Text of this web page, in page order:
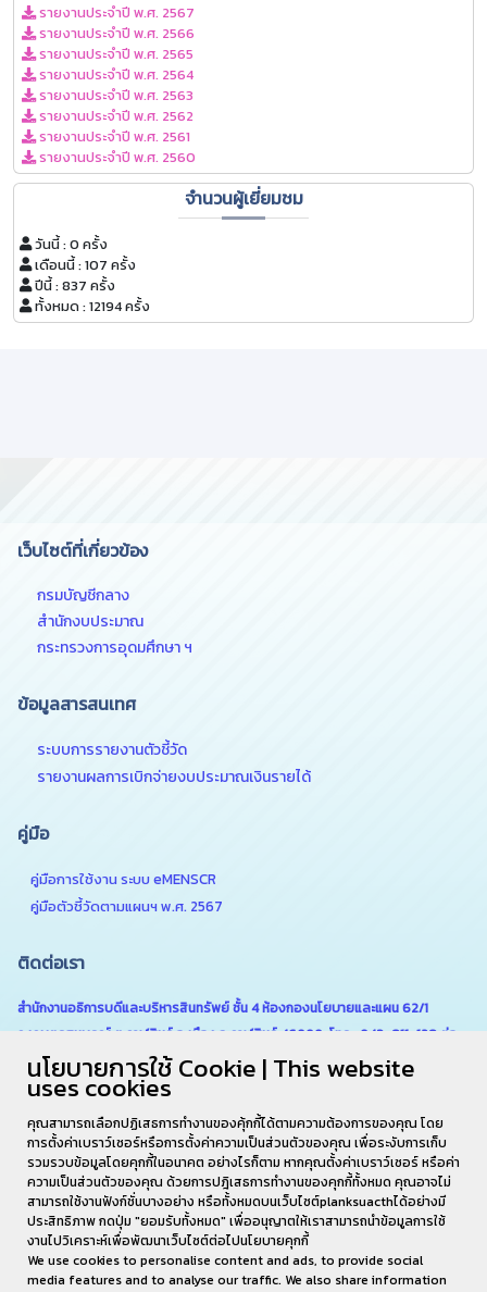
รายงานประจำปี พ.ศ. 2567
รายงานประจำปี พ.ศ. 2566
รายงานประจำปี พ.ศ. 2565
รายงานประจำปี พ.ศ. 2564
รายงานประจำปี พ.ศ. 2563
รายงานประจำปี พ.ศ. 2562
รายงานประจำปี พ.ศ. 2561
รายงานประจำปี พ.ศ. 2560
จำนวนผู้เยี่ยมชม
วันนี้ : 0 ครั้ง
เดือนนี้ : 107 ครั้ง
ปีนี้ : 837 ครั้ง
ทั้งหมด : 12194 ครั้ง
เว็บไซต์ที่เกี่ยวข้อง
กรมบัญชีกลาง
สำนักงบประมาณ
กระทรวงการอุดมศึกษา ฯ
ข้อมูลสารสนเทศ
ระบบการรายงานตัวชี้วัด
รายงานผลการเบิกจ่ายงบประมาณเงินรายได้
คู่มือ
คู่มือการใช้งาน ระบบ eMENSCR
คู่มือตัวชี้วัดตามแผนฯ พ.ศ. 2567
ติดต่อเรา
สำนักงานอธิการบดีและบริหารสินทรัพย์ ชั้น 4 ห้องกองนโยบายและแผน 62/1
ถ.เกษตรสมบูรณ์ ต.กาฬสินธุ์ อ.เมือง จ.กาฬสินธุ์ 46000 โทร . 043-811-128 ต่อ
6180
นโยบายการใช้ Cookie | This website
uses cookies
คุณสามารถเลือกปฏิเสธการทำงานของคุ้กกี้ได้ตามความต้องการของคุณ โดย
การตั้งค่าเบราว์เซอร์หรือการตั้งค่าความเป็นส่วนตัวของคุณ เพื่อระงับการเก็บ
รวมรวบข้อมูลโดยคุกกี้ในอนาคต อย่างไรก็ตาม หากคุณตั้งค่าเบราว์เซอร์ หรือค่า
ความเป็นส่วนตัวของคุณ ด้วยการปฎิเสธการทำงานของคุกกี้ทั้งหมด คุณอาจไม่
สามารถใช้งานฟังก์ชั่นบางอย่าง หรือทั้งหมดบนเว็บไซต์planksuacthได้อย่างมี
ประสิทธิภาพ กดปุ่ม "ยอมรับทั้งหมด" เพื่ออนุญาตให้เราสามารถนำข้อมูลการใช้
งานไปวิเคราะห์เพื่อพัฒนาเว็บไซต์ต่อไปนโยบายคุกกี้
We use cookies to personalise content and ads, to provide social
media features and to analyse our traffic. We also share information